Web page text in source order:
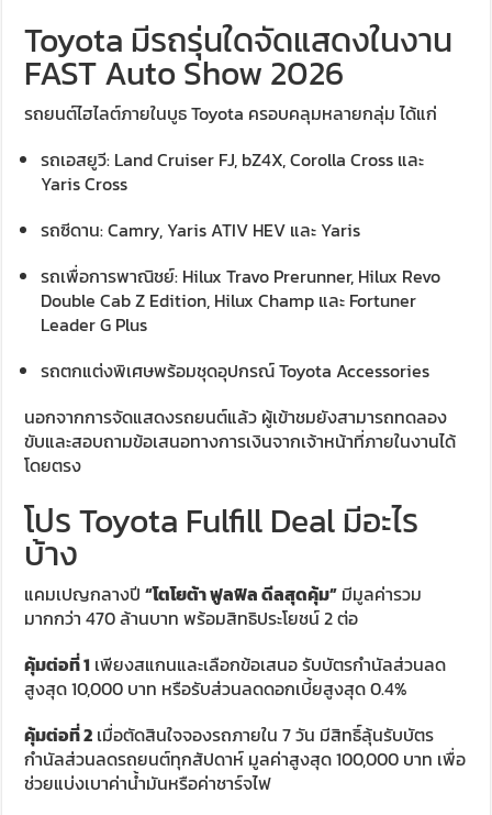
Toyota มีรถรุ่นใดจัดแสดงในงาน
FAST Auto Show 2026
รถยนต์ไฮไลต์ภายในบูธ Toyota ครอบคลุมหลายกลุ่ม ได้แก่
รถเอสยูวี: Land Cruiser FJ, bZ4X, Corolla Cross และ
Yaris Cross
รถซีดาน: Camry, Yaris ATIV HEV และ Yaris
รถเพื่อการพาณิชย์: Hilux Travo Prerunner, Hilux Revo
Double Cab Z Edition, Hilux Champ และ Fortuner
Leader G Plus
รถตกแต่งพิเศษพร้อมชุดอุปกรณ์ Toyota Accessories
นอกจากการจัดแสดงรถยนต์แล้ว ผู้เข้าชมยังสามารถทดลอง
ขับและสอบถามข้อเสนอทางการเงินจากเจ้าหน้าที่ภายในงานได้
โดยตรง
โปร Toyota Fulfill Deal มีอะไร
บ้าง
แคมเปญกลางปี“โตโยต้า ฟูลฟิล ดีลสุดคุ้ม” มีมูลค่ารวม
มากกว่า 470 ล้านบาท พร้อมสิทธิประโยชน์ 2 ต่อ
คุ้มต่อที่ 1 เพียงสแกนและเลือกข้อเสนอ รับบัตรกำนัลส่วนลด
สูงสุด 10,000 บาท หรือรับส่วนลดดอกเบี้ยสูงสุด 0.4%
คุ้มต่อที่ 2 เมื่อตัดสินใจจองรถภายใน 7 วัน มีสิทธิ์ลุ้นรับบัตร
กำนัลส่วนลดรถยนต์ทุกสัปดาห์ มูลค่าสูงสุด 100,000 บาท เพื่อ
ช่วยแบ่งเบาค่าน้ำมันหรือค่าชาร์จไฟ